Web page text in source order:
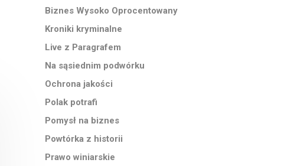
Biznes Wysoko Oprocentowany
Kroniki kryminalne
Live z Paragrafem
Na sąsiednim podwórku
Ochrona jakości
Polak potrafi
Pomysł na biznes
Powtórka z historii
Prawo winiarskie